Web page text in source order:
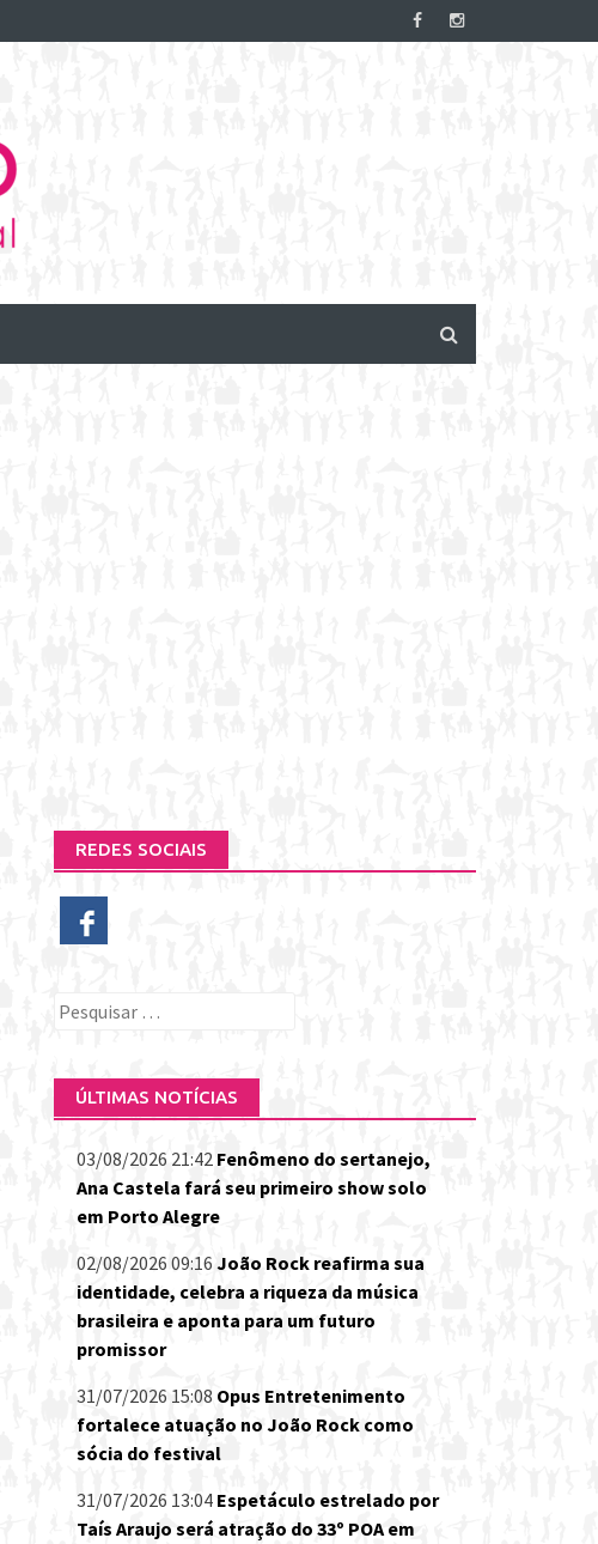
REDES SOCIAIS
Pesquisar
ÚLTIMAS NOTÍCIAS
03/08/2026 21:42 Fenômeno do sertanejo,
Ana Castela fará seu primeiro show solo
em Porto Alegre
02/08/2026 09:16 João Rock reafirma sua
identidade, celebra a riqueza da música
brasileira e aponta para um futuro
promissor
31/07/2026 15:08 Opus Entretenimento
fortalece atuação no João Rock como
sócia do festival
31/07/2026 13:04 Espetáculo estrelado por
Taís Araujo será atração do 33º POA em